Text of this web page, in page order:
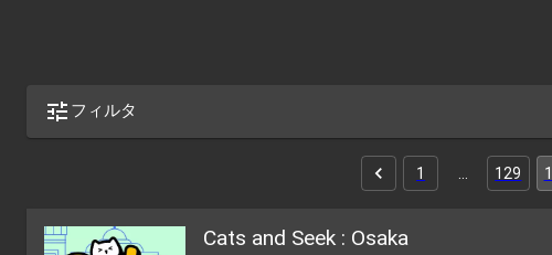
フィルタ
1 129
Cats and Seek : Osaka